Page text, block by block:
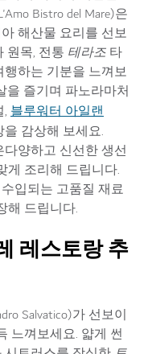
Bistro del Mare)은
해산물 요리를 선보
원목, 전통 테라조 타
하는 기분을 느껴보
을 즐기며 파노라마처
, 블루워터 아일랜
감상해 보세요.
양하고 신선한 생선
게 조리해 드립니다.
입되는 고품질 재료
해 드립니다.
레스토랑 추
Salvatico)가 선보이
느껴보세요. 얇게 썬